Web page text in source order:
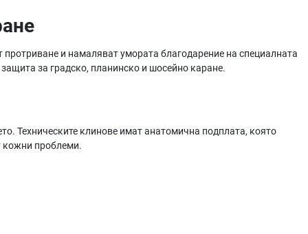
и намаляват умората благодарение на специалната
за градско, планинско и шосейно каране.
Техническите клинове имат анатомична подплата, която
кожни проблеми.